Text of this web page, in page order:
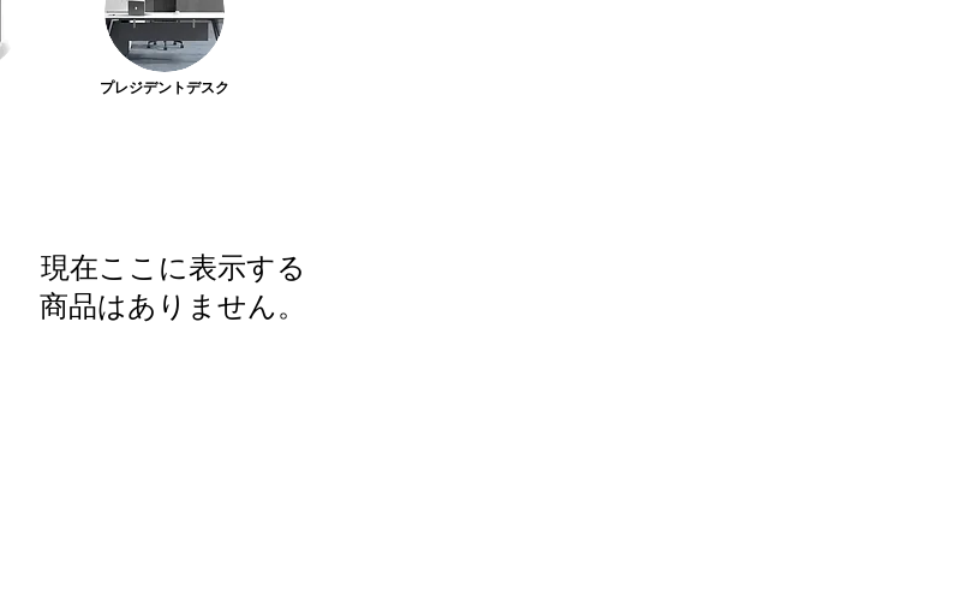
プレジデントデスク
現在ここに表示する
商品はありません。